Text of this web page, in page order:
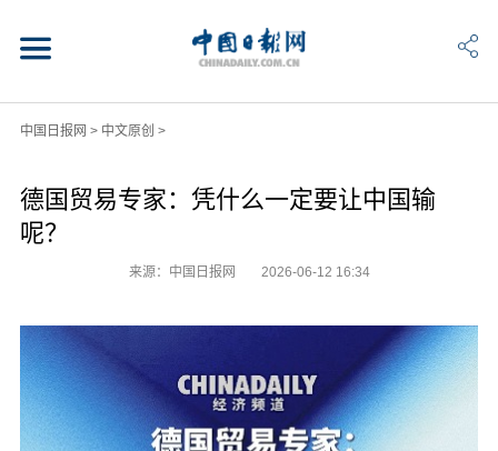
中国日报网 > 中文原创 >
德国贸易专家：凭什么一定要让中国输
呢？
来源：中国日报网 2026-06-12 16:34